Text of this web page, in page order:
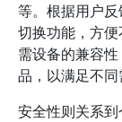
等。根据用户
切换功能，方
需设备的兼容
品，以满足不同
安全性则关系